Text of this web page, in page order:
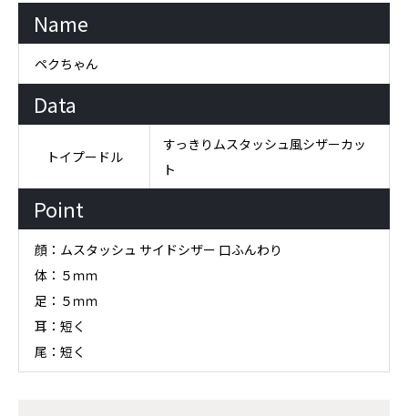
Name
ペクちゃん
Data
トイプードル
すっきりムスタッシュ風シザーカッ
ト
Point
顔：ムスタッシュ サイドシザー 口ふんわり
体：５ｍｍ
足：５ｍｍ
耳：短く
尾：短く